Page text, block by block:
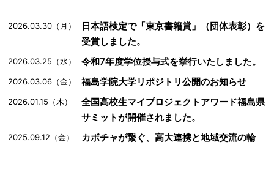
2026.03.30（月）
日本語検定で「東京書籍賞」（団体表彰）を
受賞しました。
2026.03.25（水） 令和7年度学位授与式を挙行いたしました。
2026.03.06（金） 福島学院大学リポジトリ公開のお知らせ
2026.01.15（木）
全国高校生マイプロジェクトアワード福島県
サミットが開催されました。
2025.09.12（金） カボチャが繋ぐ、高大連携と地域交流の輪